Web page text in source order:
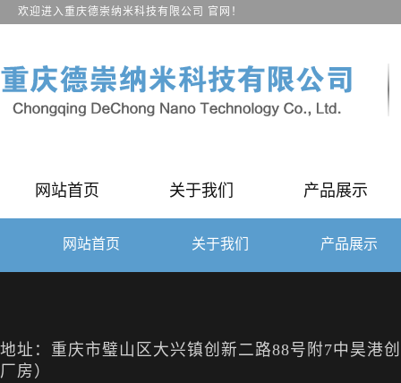
欢迎进入重庆德崇纳米科技有限公司 官网！
网站首页 关于我们 产品展示
网站首页 关于我们 产品展示
地址：重庆市璧山区大兴镇创新二路88号附7中昊港
厂房）